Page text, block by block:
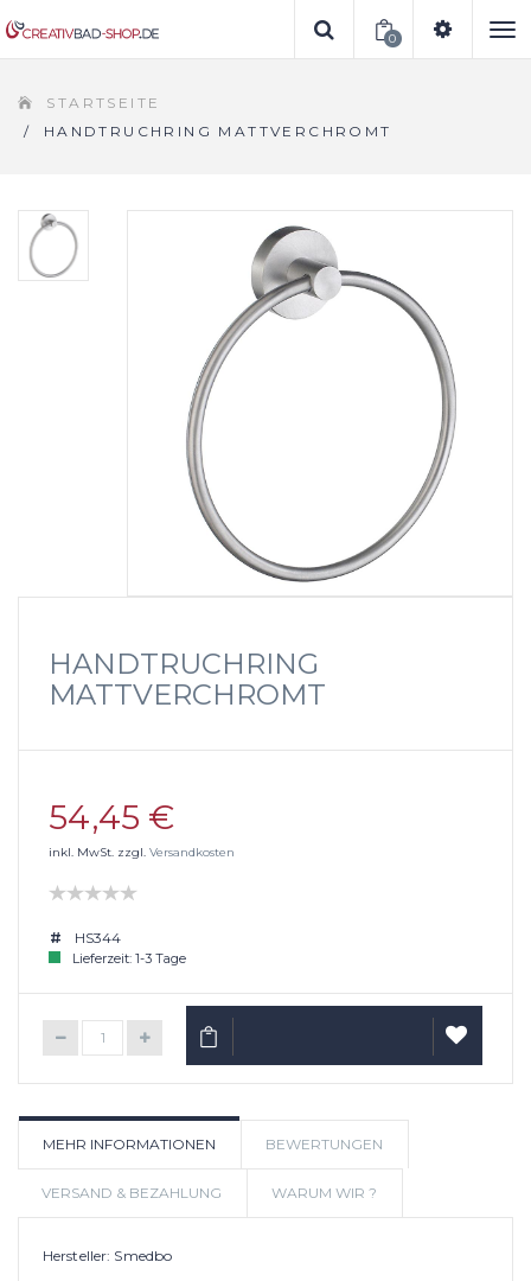
0
STARTSEITE
/
HANDTRUCHRING MATTVERCHROMT
HANDTRUCHRING
MATTVERCHROMT
54,45 €
inkl. MwSt. zzgl. Versandkosten
HS344
Lieferzeit: 1-3 Tage
IN DEN WARENKORB
MEHR INFORMATIONEN BEWERTUNGEN
VERSAND & BEZAHLUNG WARUM WIR ?
Hersteller: Smedbo